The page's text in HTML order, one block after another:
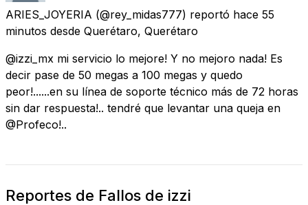
ARIES_JOYERIA (@rey_midas777) reportó hace 55
minutos desde Querétaro, Querétaro
@izzi_mx mi servicio lo mejore! Y no mejoro nada! Es
decir pase de 50 megas a 100 megas y quedo
peor!......en su línea de soporte técnico más de 72 horas
sin dar respuesta!.. tendré que levantar una queja en
@Profeco!..
Reportes de Fallos de izzi